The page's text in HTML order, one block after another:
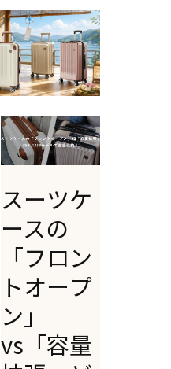
スーツケ
ースの
「フロン
トオープ
ン」
vs「容量